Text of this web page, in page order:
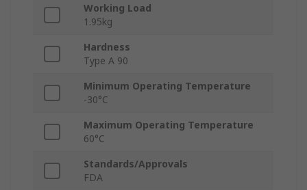
Working Load
1.95kg
Hardness
Type A 90
Minimum Operating Temperature
-30°C
Maximum Operating Temperature
60°C
Standards/Approvals
FDA